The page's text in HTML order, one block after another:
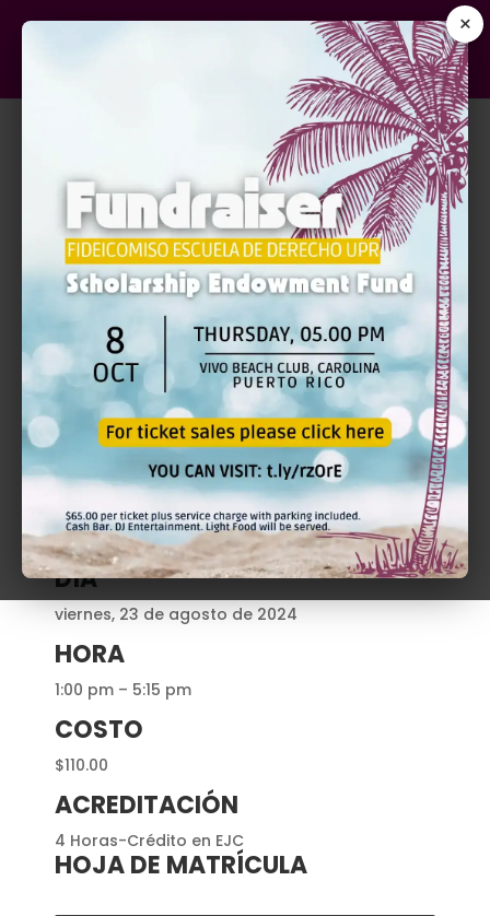
×
RECURSO (S)
Profa. Berthaida Seijo Ortiz y Hon. Jorge Toledo
Reyna
DÍA
viernes, 23 de agosto de 2024
HORA
1:00 pm – 5:15 pm
COSTO
$110.00
ACREDITACIÓN
4 Horas-Crédito en EJC
HOJA DE MATRÍCULA